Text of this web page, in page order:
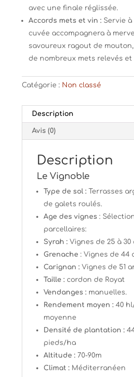
avec une finale réglissée.
Accords mets et vin :Servie à
cuvée accompagnera à
savoureux ragout de
de nombreux mets relevés et
Catégorie : Non classé
Description
Avis (0)
Description
Le Vignoble
Type de sol :Terrasses
de galets roulés.
Age des vignes :
parcellaires:
Syrah : Vignes de 25 à 30
Grenache : Vignes de 44
Carignan :Vignes de 51
Taille :cordon de Royat
Vendanges :manuelles.
Rendement moyen :40
moyenne
Densité de plantation :
pieds/ha
Altitude :70-90m
Climat :Méditerranéen